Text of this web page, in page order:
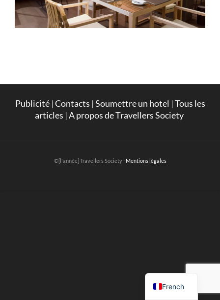
Publicité|Contacts |Soumettre un hotel |Tous les
articles |A propos de Travellers Society
©[l'année] Travellers Society · Mentions légales
French